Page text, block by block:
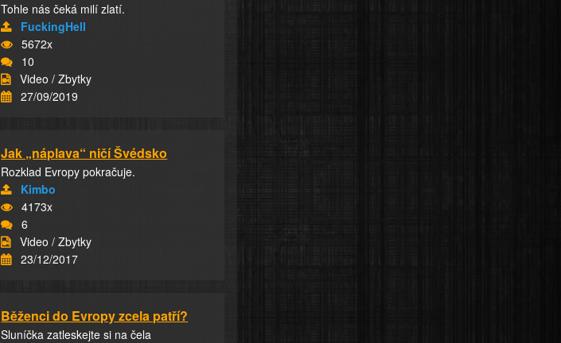
Tohle nás čeká milí zlatí.
FuckingHell
5672x
10
Video / Zbytky
27/09/2019
Jak „náplava“ ničí Švédsko
Rozklad Evropy pokračuje.
Kimbo
4173x
6
Video / Zbytky
23/12/2017
Běženci do Evropy zcela patří?
Sluníčka zatleskejte si na čela